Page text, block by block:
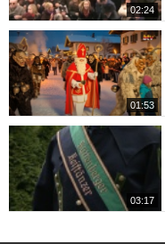
02:24
01:53
03:17